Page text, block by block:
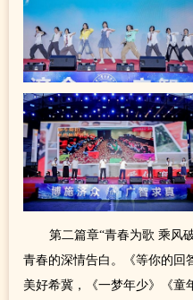
第二篇章“青春为歌 乘风
青春的深情告白。《等你的回
美好希冀，《一梦年少》《童